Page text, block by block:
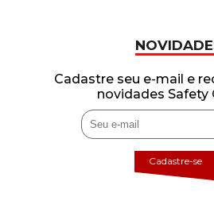
Cadastre seu e-mail e
novidades Safety
Cadastre-se